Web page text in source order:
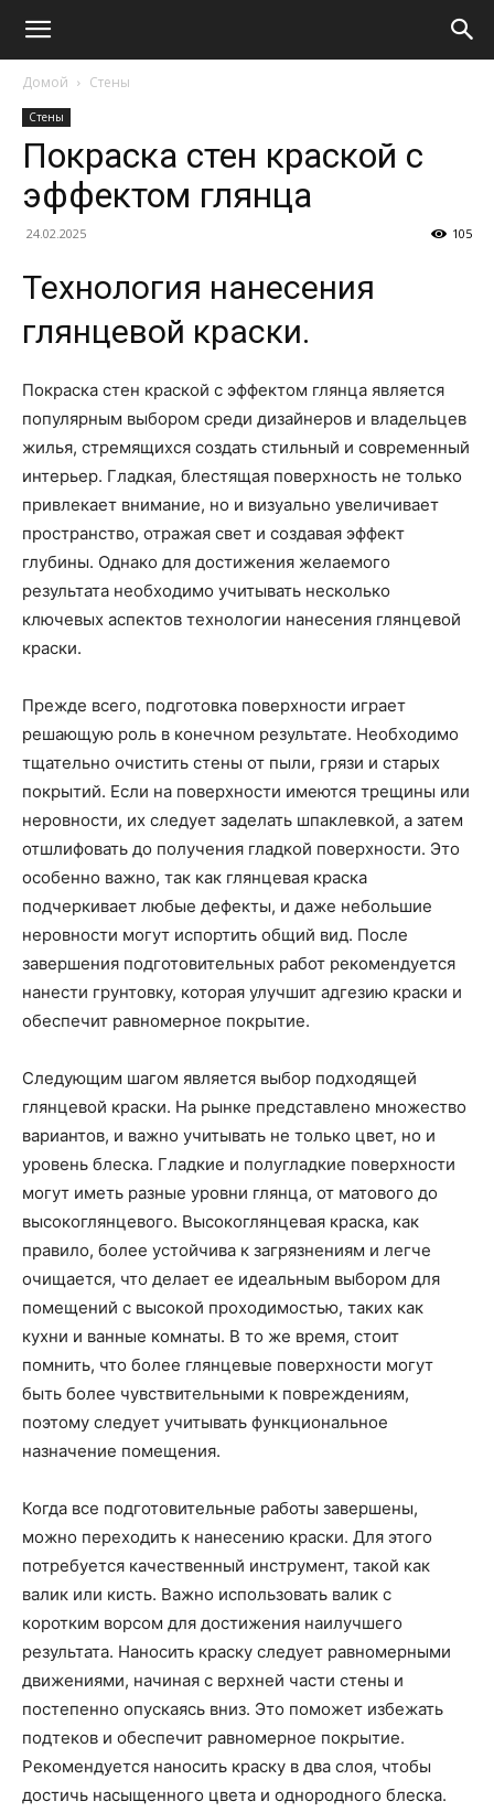
Домой Стены
Стены
Покраска стен краской с
эффектом глянца
24.02.2025 105
Технология нанесения
глянцевой краски.
Покраска стен краской с эффектом глянца является
популярным выбором среди дизайнеров и владельцев
жилья, стремящихся создать стильный и современный
интерьер. Гладкая, блестящая поверхность не только
привлекает внимание, но и визуально увеличивает
пространство, отражая свет и создавая эффект
глубины. Однако для достижения желаемого
результата необходимо учитывать несколько
ключевых аспектов технологии нанесения глянцевой
краски.
Прежде всего, подготовка поверхности играет
решающую роль в конечном результате. Необходимо
тщательно очистить стены от пыли, грязи и старых
покрытий. Если на поверхности имеются трещины или
неровности, их следует заделать шпаклевкой, а затем
отшлифовать до получения гладкой поверхности. Это
особенно важно, так как глянцевая краска
подчеркивает любые дефекты, и даже небольшие
неровности могут испортить общий вид. После
завершения подготовительных работ рекомендуется
нанести грунтовку, которая улучшит адгезию краски и
обеспечит равномерное покрытие.
Следующим шагом является выбор подходящей
глянцевой краски. На рынке представлено множество
вариантов, и важно учитывать не только цвет, но и
уровень блеска. Гладкие и полугладкие поверхности
могут иметь разные уровни глянца, от матового до
высокоглянцевого. Высокоглянцевая краска, как
правило, более устойчива к загрязнениям и легче
очищается, что делает ее идеальным выбором для
помещений с высокой проходимостью, таких как
кухни и ванные комнаты. В то же время, стоит
помнить, что более глянцевые поверхности могут
быть более чувствительными к повреждениям,
поэтому следует учитывать функциональное
назначение помещения.
Когда все подготовительные работы завершены,
можно переходить к нанесению краски. Для этого
потребуется качественный инструмент, такой как
валик или кисть. Важно использовать валик с
коротким ворсом для достижения наилучшего
результата. Наносить краску следует равномерными
движениями, начиная с верхней части стены и
постепенно опускаясь вниз. Это поможет избежать
подтеков и обеспечит равномерное покрытие.
Рекомендуется наносить краску в два слоя, чтобы
достичь насыщенного цвета и однородного блеска.